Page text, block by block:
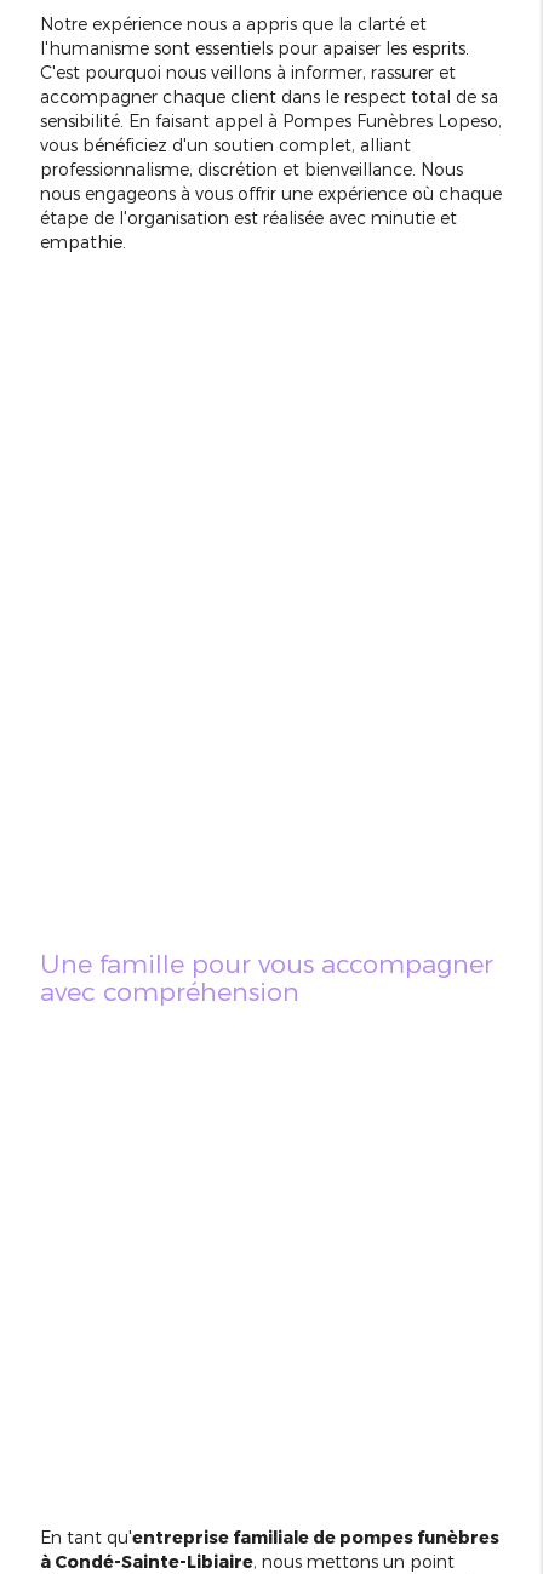
Notre expérience nous a appris que la clarté et
l'humanisme sont essentiels pour apaiser les esprits.
C'est pourquoi nous veillons à informer, rassurer et
accompagner chaque client dans le respect total de sa
sensibilité. En faisant appel à Pompes Funèbres Lopeso,
vous bénéficiez d'un soutien complet, alliant
professionnalisme, discrétion et bienveillance. Nous
nous engageons à vous offrir une expérience où chaque
étape de l'organisation est réalisée avec minutie et
empathie.
Une famille pour vous accompagner
avec compréhension
En tant qu'entreprise familiale de pompes funèbres
à Condé-Sainte-Libiaire, nous mettons un point